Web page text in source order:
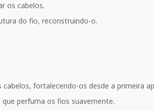
os cabelos.
do fio, reconstruindo-o.
cabelos, fortalecendo-os desde a primeira
que perfuma os fios suavemente.